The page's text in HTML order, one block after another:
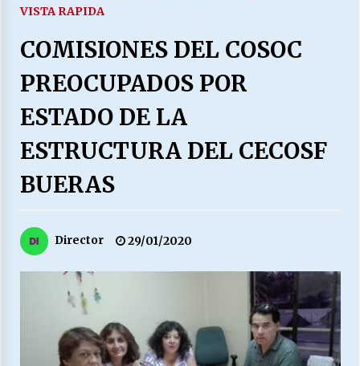
HISTORIA
28/07/2026
CUMPLEAÑOS 69
MUNICIPALIDAD, TRABAJADORES, CLIMA
LABORAL:
Escuela hospitalaria El Carmen de Maipu.
25/06/2026
¿Qué habrían dicho?
23/06/2026
VISTA RAPIDA
COMISIONES DEL COSOC
PREOCUPADOS POR
ESTADO DE LA
ESTRUCTURA DEL CECOSF
BUERAS
Director 29/01/2020